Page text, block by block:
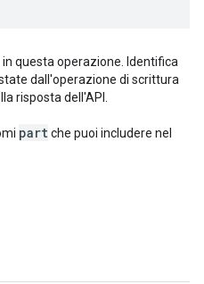
in questa operazione. Identifica
dall'operazione di scrittura
risposta dell'API.
partche puoi includere nel